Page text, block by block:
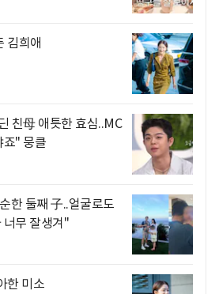
김희애
친母 애틋한 효심..MC
죠" 뭉클
한 둘째 子..얼굴로도
너무 잘생겨"
한 미소